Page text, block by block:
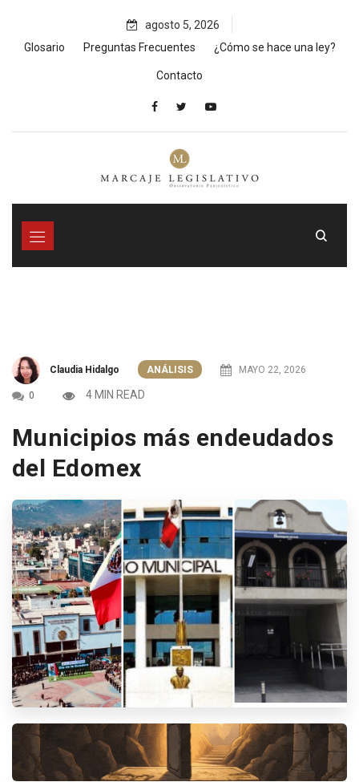
content
agosto 5, 2026
Glosario
Preguntas Frecuentes ¿Cómo se hace una ley?
Contacto
Claudia Hidalgo ANÁLISIS MAYO 22, 2026
0 4 MIN READ
Municipios más endeudados
del Edomex